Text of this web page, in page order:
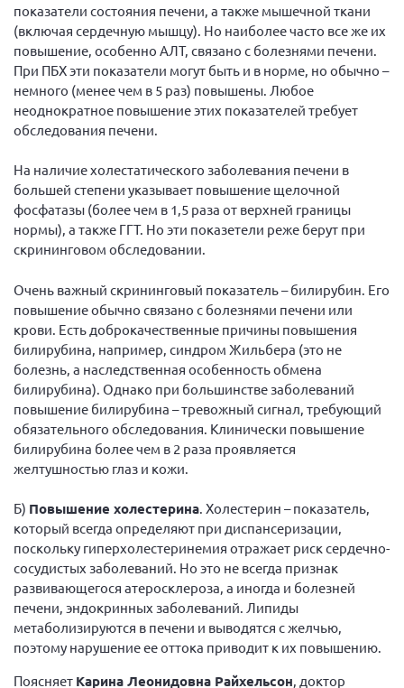
показатели состояния печени, а также мышечной ткани
(включая сердечную мышцу). Но наиболее часто все же их
повышение, особенно АЛТ, связано с болезнями печени.
При ПБХ эти показатели могут быть и в норме, но обычно –
немного (менее чем в 5 раз) повышены. Любое
неоднократное повышение этих показателей требует
обследования печени.
На наличие холестатического заболевания печени в
большей степени указывает повышение щелочной
фосфатазы (более чем в 1,5 раза от верхней границы
нормы), а также ГГТ. Но эти показетели реже берут при
скрининговом обследовании.
Очень важный скрининговый показатель – билирубин. Его
повышение обычно связано с болезнями печени или
крови. Есть доброкачественные причины повышения
билирубина, например, синдром Жильбера (это не
болезнь, а наследственная особенность обмена
билирубина). Однако при большинстве заболеваний
повышение билирубина – тревожный сигнал, требующий
обязательного обследования. Клинически повышение
билирубина более чем в 2 раза проявляется
желтушностью глаз и кожи.
Б) Повышение холестерина. Холестерин – показатель,
который всегда определяют при диспансеризации,
поскольку гиперхолестеринемия отражает риск сердечно-
сосудистых заболеваний. Но это не всегда признак
развивающегося атеросклероза, а иногда и болезней
печени, эндокринных заболеваний. Липиды
метаболизируются в печени и выводятся с желчью,
поэтому нарушение ее оттока приводит к их повышению.
Поясняет Карина Леонидовна Райхельсон, доктор